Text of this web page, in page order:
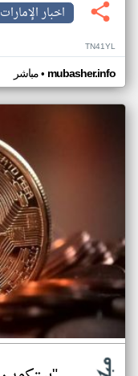
اخبار الإمارات
TN41YL
مباشر• mubasher.info